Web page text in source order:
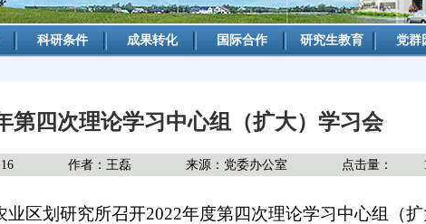
科研条件 成果转化 国际合作 研究生教育 党群
第四次理论学习中心组（扩大）学习会
作者：王磊 来源：党委办公室 点击量：
区划研究所召开2022年度第四次理论学习中心组（扩